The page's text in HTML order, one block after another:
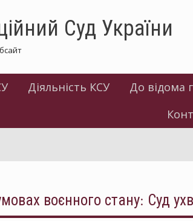
Суд України
Діяльність КСУ До відома
воєнного стану: Суд